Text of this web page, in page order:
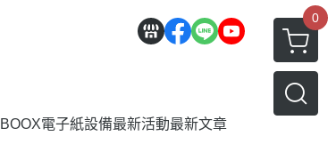
0
電子紙設備最新活動最新文章